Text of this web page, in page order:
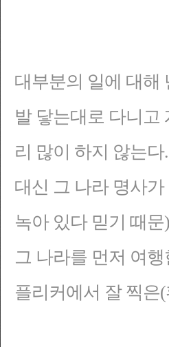
대부분의 일에 대해
발 닿는대로 다니고
리 많이 하지 않는다.
대신 그 나라 명사
녹아 있다 믿기 때
그 나라를 먼저 여
플리커에서 잘 찍은